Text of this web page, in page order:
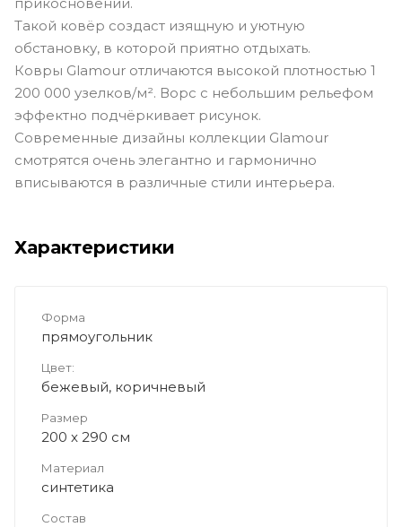
Такой ковёр создаст изящную и уютную
обстановку, в которой приятно отдыхать.
Ковры Glamour отличаются высокой плотностью 1
200 000 узелков/м². Ворс с небольшим рельефом
эффектно подчёркивает рисунок.
Современные дизайны коллекции Glamour
смотрятся очень элегантно и гармонично
вписываются в различные стили интерьера.
Характеристики
Форма
прямоугольник
Цвет:
бежевый, коричневый
Размер
200 x 290 см
Материал
синтетика
Состав